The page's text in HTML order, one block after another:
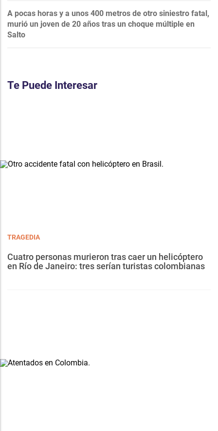
A pocas horas y a unos 400 metros de otro siniestro fatal,
murió un joven de 20 años tras un choque múltiple en
Salto
Te Puede Interesar
TRAGEDIA
Cuatro personas murieron tras caer un helicóptero
en Río de Janeiro: tres serían turistas colombianas